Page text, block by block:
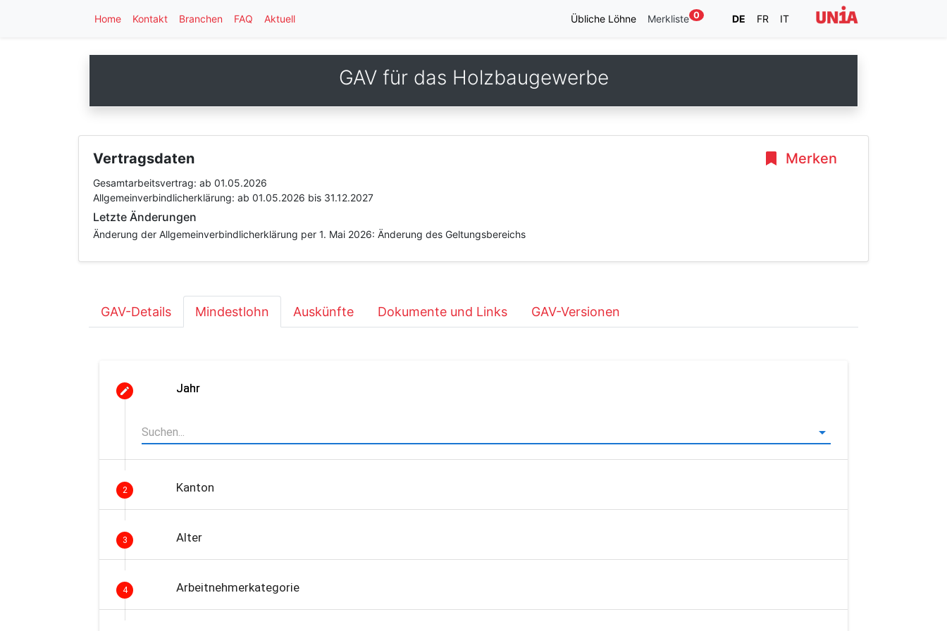
Home Kontakt Branchen FAQ Aktuell Übliche Löhne Merkliste 0 DE FR IT
GAV für das Holzbaugewerbe
Merken
Vertragsdaten
Gesamtarbeitsvertrag: ab 01.05.2026
Allgemeinverbindlicherklärung: ab 01.05.2026 bis 31.12.2027
Letzte Änderungen
Änderung der Allgemeinverbindlicherklärung per 1. Mai 2026: Änderung des Geltungsbereichs
GAV-Details Mindestlohn Auskünfte Dokumente und Links GAV-Versionen
Jahr
2 Kanton
3 Alter
4 Arbeitnehmerkategorie